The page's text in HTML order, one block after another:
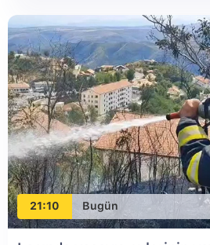
21:10 Bugün